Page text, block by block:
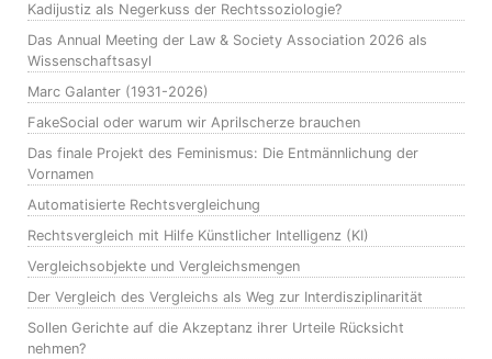
Kadijustiz als Negerkuss der Rechtssoziologie?
Das Annual Meeting der Law & Society Association 2026 als
Wissenschaftsasyl
Marc Galanter (1931-2026)
FakeSocial oder warum wir Aprilscherze brauchen
Das finale Projekt des Feminismus: Die Entmännlichung der
Vornamen
Automatisierte Rechtsvergleichung
Rechtsvergleich mit Hilfe Künstlicher Intelligenz (KI)
Vergleichsobjekte und Vergleichsmengen
Der Vergleich des Vergleichs als Weg zur Interdisziplinarität
Sollen Gerichte auf die Akzeptanz ihrer Urteile Rücksicht
nehmen?